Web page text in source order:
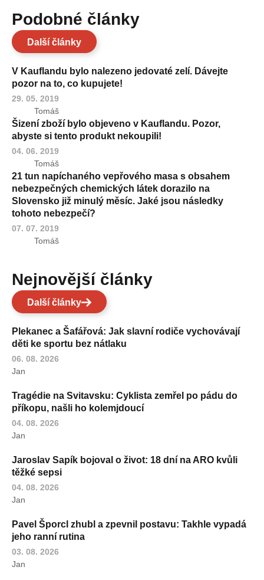
Podobné články
Další články
V Kauflandu bylo nalezeno jedovaté zelí. Dávejte
pozor na to, co kupujete!
29. 05. 2019
Tomáš
Šizení zboží bylo objeveno v Kauflandu. Pozor,
abyste si tento produkt nekoupili!
04. 06. 2019
Tomáš
21 tun napíchaného vepřového masa s obsahem
nebezpečných chemických látek dorazilo na
Slovensko již minulý měsíc. Jaké jsou následky
tohoto nebezpečí?
07. 07. 2019
Tomáš
Nejnovější články
Další články
Plekanec a Šafářová: Jak slavní rodiče vychovávají
děti ke sportu bez nátlaku
06. 08. 2026
Jan
Tragédie na Svitavsku: Cyklista zemřel po pádu do
příkopu, našli ho kolemjdoucí
04. 08. 2026
Jan
Jaroslav Sapík bojoval o život: 18 dní na ARO kvůli
těžké sepsi
04. 08. 2026
Jan
Pavel Šporcl zhubl a zpevnil postavu: Takhle vypadá
jeho ranní rutina
03. 08. 2026
Jan